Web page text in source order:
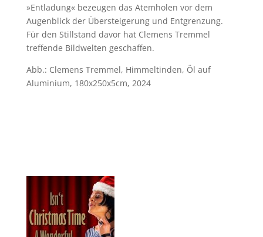
»Entladung« bezeugen das Atemholen vor dem
Augenblick der Übersteigerung und Entgrenzung.
Für den Stillstand davor hat Clemens Tremmel
treffende Bildwelten geschaffen.
Abb.: Clemens Tremmel, Himmeltinden, Öl auf
Aluminium, 180x250x5cm, 2024